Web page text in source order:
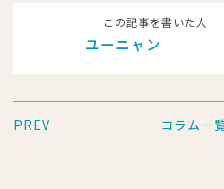
この記事を書いた人
ユーニャン
PREV コラム一